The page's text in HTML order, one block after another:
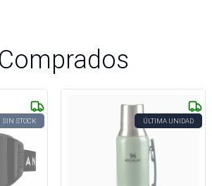
SIN STOCK ÚLTIMA UNIDAD